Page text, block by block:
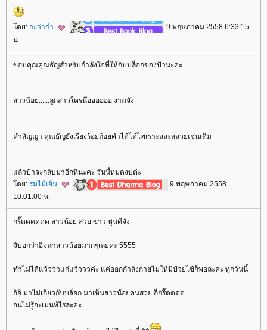
ดย: กะว่าก๋า
9 พฤษภาคม 2558 6:33:15
น.
ขอบคุณคุณธัญสำหรับกำลังใจที่ให้กับบล็อกของป้านะคะ
สาวน้อย......ลูกสาวใครน๊ออออออ งามจัง
คำสัญญา คุณธัญยังเรียงร้อยถ้อยคำได้ได้ไพเราะสละสลวยเช่นเดิม
ล้วป้าจะกลับมาอีกทีนะคะ วันนี้หมดงบค่ะ
ดย: ร่มไม้เย็น
9 พฤษภาคม 2558
10:01:00 น.
กรี๊ดดดดดด สาวน้อย สวย ขาว หุ่นดีจัง
จิบอกว่าอิจฉาสาวน้อยมากๆเลยค่ะ 5555
ทำไม่ได้แว้วววแก่แว้วววค่ะ แค่ออกกำลังกายไม่ให้มีป่วยไข้ก็พอละค่ะ ทุกวันนี้
อิอิ มาไม่เกี่ยวกับบล็อก มาเห็นสาวน้อยคนสวย ก็กรี๊ดดดด
จนไม่รู้จะเมนท์ไรละค่ะ